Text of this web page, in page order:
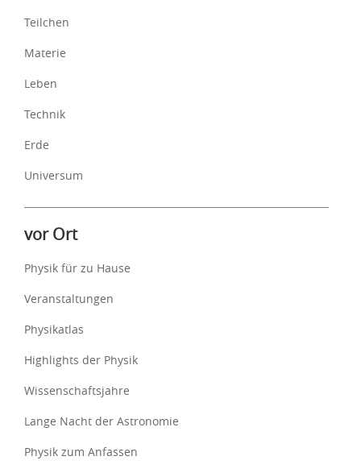
Teilchen
Materie
Leben
Technik
Erde
Universum
vor Ort
Physik für zu Hause
Veranstaltungen
Physikatlas
Highlights der Physik
Wissenschaftsjahre
Lange Nacht der Astronomie
Physik zum Anfassen